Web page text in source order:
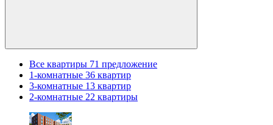
Все квартиры 71 предложение
1-комнатные 36 квартир
3-комнатные 13 квартир
2-комнатные 22 квартиры